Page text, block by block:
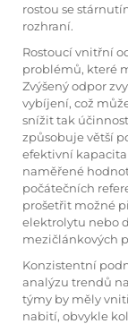
rostou se
rozhraní.
Rostoucí vnitřní
problémů, které
Zvýšený odpor
vybíjení, což
snížit tak
způsobuje větší
efektivní
naměřené
počátečních
prošetřit možné
elektrolytu nebo
mezičlánkových
Konzistentní
analýzu trendů
týmy by měly
nabití, obvykle